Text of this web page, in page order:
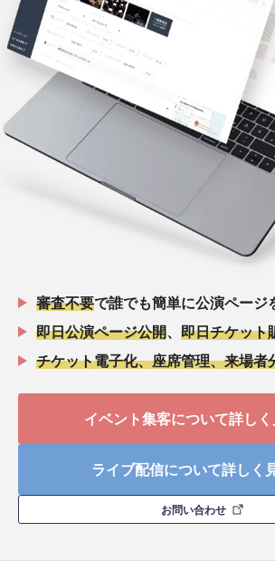
審査不要で誰でも簡単に公演ページ
即日公演ページ公開
即日チケット
チケット電子化、座席管理、来場者
イベント集客について詳しく
ライブ配信について詳しく
お問い合わせ